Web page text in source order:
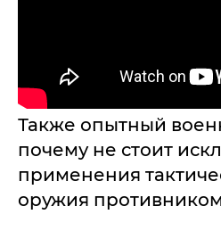
Также опытный
почему не стоит
применения
оружия